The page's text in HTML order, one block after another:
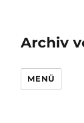
Archiv
MENÜ